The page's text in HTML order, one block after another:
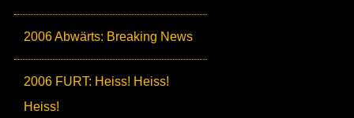
2006 Abwärts: Breaking News
2006 FURT: Heiss! Heiss!
Heiss!